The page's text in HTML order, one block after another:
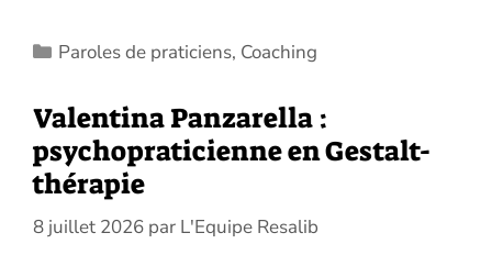
Catégories
Paroles de praticiens, Coaching
Valentina Panzarella :
psychopraticienne en Gestalt-
thérapie
8 juillet 2026 par L'Equipe Resalib